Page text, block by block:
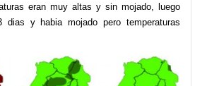
eran muy altas y sin mojado, luego
y habia mojado pero temperaturas